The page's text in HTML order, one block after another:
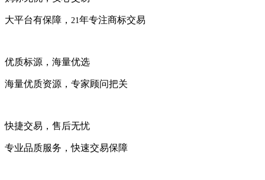
大平台有保障， 21 年专注商标交易
优质标源，海量优选
海量优质资源，专家顾问把关
快捷交易，售后无忧
专业品质服务，快速交易保障